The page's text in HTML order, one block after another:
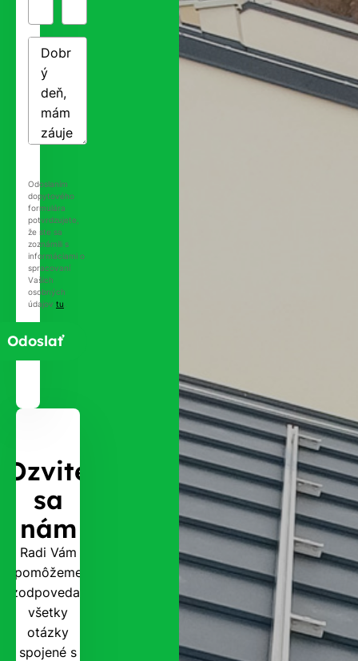
Ozvite
sa
nám
Radi Vám
pomôžeme
zodpovedať
všetky
otázky
spojené s
Odoslaním
dopytového
formulára
potvrdzujete,
že ste sa
zoznámili s
informáciami o
spracovaní
Vašich
osobných
údajov tu